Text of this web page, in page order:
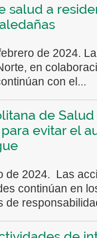
salud a
de 2024.
en
con el...
de Salud
evitar el
de 2024. Las
continúan en
de